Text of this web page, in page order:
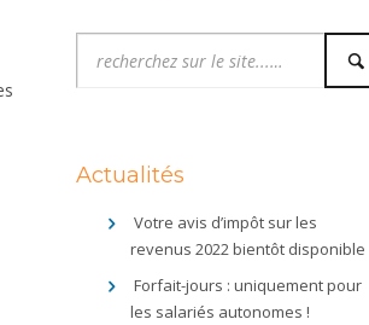
Actualités
Votre avis d’impôt sur les
revenus 2022 bientôt disponible
Forfait-jours : uniquement pour
les salariés autonomes !